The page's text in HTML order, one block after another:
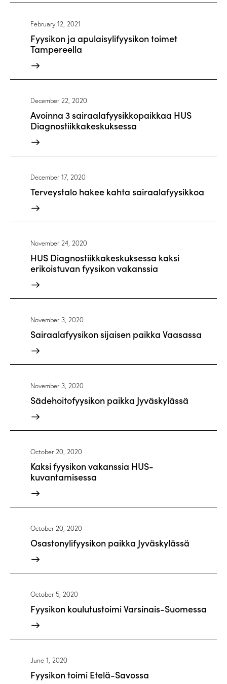
February 12, 2021
Fyysikon ja apulaisylifyysikon toimet
Tampereella
December 22, 2020
Avoinna 3 sairaalafyysikkopaikkaa HUS
Diagnostiikkakeskuksessa
December 17, 2020
Terveystalo hakee kahta sairaalafyysikkoa
November 24, 2020
HUS Diagnostiikkakeskuksessa kaksi
erikoistuvan fyysikon vakanssia
November 3, 2020
Sairaalafyysikon sijaisen paikka Vaasassa
November 3, 2020
Sädehoitofyysikon paikka Jyväskylässä
October 20, 2020
Kaksi fyysikon vakanssia HUS-
kuvantamisessa
October 20, 2020
Osastonylifyysikon paikka Jyväskylässä
October 5, 2020
Fyysikon koulutustoimi Varsinais-Suomessa
June 1, 2020
Fyysikon toimi Etelä-Savossa